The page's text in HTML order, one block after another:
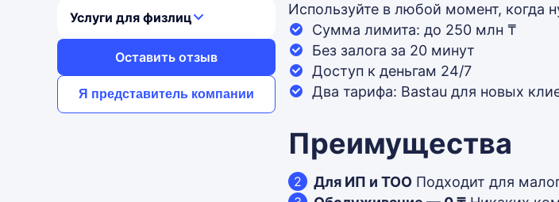
Услуги для физлиц
Оставить отзыв
Я представитель компании
Используйте в любой момент, когда
Сумма лимита: до 250 млн ₸
Без залога за 20 минут
Доступ к деньгам 24/7
Два тарифа: Bastau для новых
Преимущества
Для ИП и ТОО Подходит для